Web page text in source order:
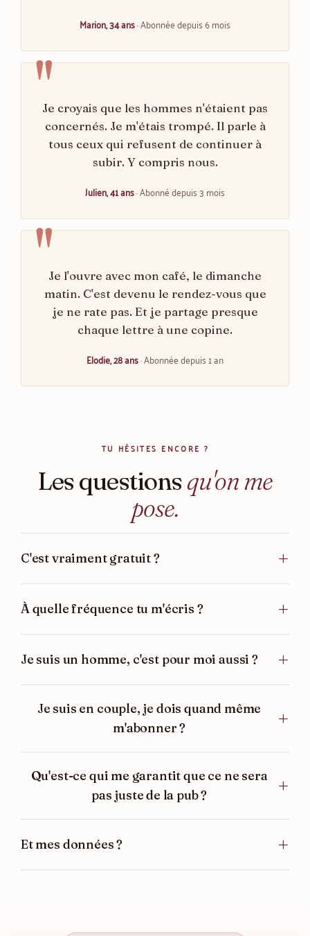
Marion, 34 ans· Abonnée depuis 6 mois
Je croyais que les hommes n'étaient pas
concernés. Je m'étais trompé. Il parle à
tous ceux qui refusent de continuer à
subir. Y compris nous.
Julien, 41 ans· Abonné depuis 3 mois
Je l'ouvre avec mon café, le dimanche
matin. C'est devenu le rendez-vous que
je ne rate pas. Et je partage presque
chaque lettre à une copine.
Elodie, 28 ans· Abonnée depuis 1 an
TU HÉSITES ENCORE ?
Les questionsqu'on me
pose.
C'est vraiment gratuit ?
À quelle fréquence tu m'écris ?
Je suis un homme, c'est pour moi aussi ?
Je suis en couple, je dois quand même
m'abonner ?
Qu'est-ce qui me garantit que ce ne sera
pas juste de la pub ?
Et mes données ?